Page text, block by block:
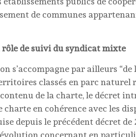
de communes
de suivi du syndicat mixte
s’accompagne par ailleurs
classés en parc naturel
de la charte, le décret
charte en cohérence avec les
depuis le précédent décret
concernant en